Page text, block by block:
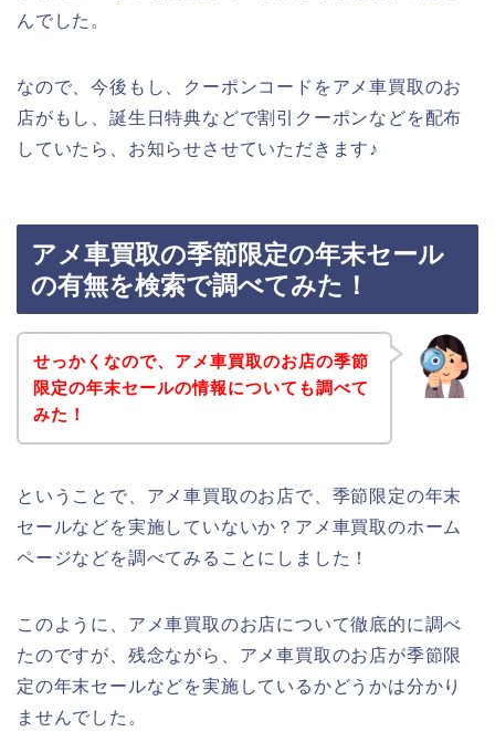
んでした。
なので、今後もし、クーポンコードをアメ車買取のお
店がもし、誕生日特典などで割引クーポンなどを配布
していたら、お知らせさせていただきます♪
アメ車買取の季節限定の年末セール
の有無を検索で調べてみた！
せっかくなので、アメ車買取のお店の季節
限定の年末セールの情報についても調べて
みた！
ということで、アメ車買取のお店で、季節限定の年末
セールなどを実施していないか？アメ車買取のホーム
ページなどを調べてみることにしました！
このように、アメ車買取のお店について徹底的に調べ
たのですが、残念ながら、アメ車買取のお店が季節限
定の年末セールなどを実施しているかどうかは分かり
ませんでした。